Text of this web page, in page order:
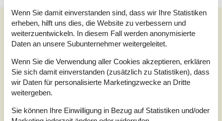
Externe Bewertungen
Unsere GästebewertungenExterne Bewertungen
4,0
Wenn Sie damit einverstanden sind, dass wir Ihre Statistiken
erheben, hilft uns dies, die Website zu verbessern und
weiterzuentwickeln. In diesem Fall werden anonymisierte
Daten an unsere Subunternehmer weitergeleitet.
Wenn Sie die Verwendung aller Cookies akzeptieren, erklären
Sie sich damit einverstanden (zusätzlich zu Statistiken), dass
wir Daten für personalisierte Marketingzwecke an Dritte
weitergeben.
Sie können Ihre Einwilligung in Bezug auf Statistiken und/oder